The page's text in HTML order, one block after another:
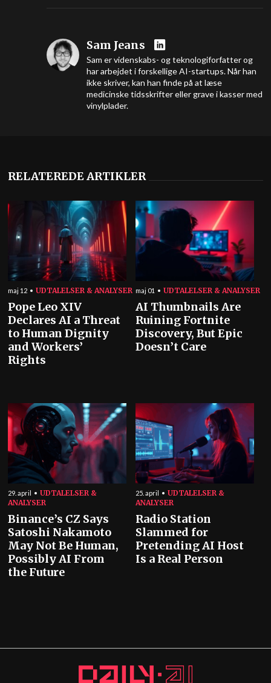
Sam Jeans
Sam er videnskabs- og teknologiforfatter og
har arbejdet i forskellige AI-startups. Når han
ikke skriver, kan han finde på at læse
medicinske tidsskrifter eller grave i kasser med
vinylplader.
RELATEREDE ARTIKLER
maj 12 UDTALELSER & ANALYSER
Pope Leo XIV
Declares AI a Threat
to Human Dignity
and Workers’
Rights
maj 01 UDTALELSER & ANALYSER
AI Thumbnails Are
Ruining Fortnite
Discovery, But Epic
Doesn’t Care
29. april
UDTALELSER &
ANALYSER
Binance’s CZ Says
Satoshi Nakamoto
May Not Be Human,
Possibly AI From
the Future
25. april
UDTALELSER &
ANALYSER
Radio Station
Slammed for
Pretending AI Host
Is a Real Person